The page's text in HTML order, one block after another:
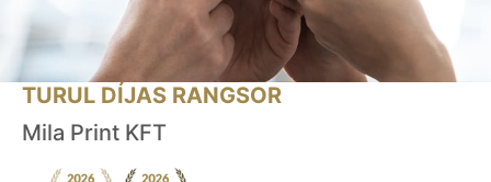
TURUL DÍJAS RANGSOR
Mila Print KFT